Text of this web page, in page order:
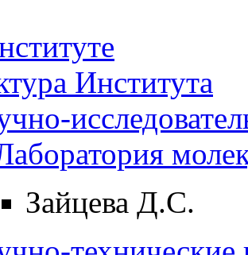
Института
Зайцева Д.С.